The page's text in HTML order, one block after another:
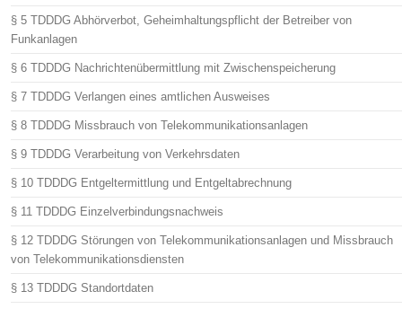
§ 5 TDDDG Abhörverbot, Geheimhaltungspflicht der Betreiber von
Funkanlagen
§ 6 TDDDG Nachrichtenübermittlung mit Zwischenspeicherung
§ 7 TDDDG Verlangen eines amtlichen Ausweises
§ 8 TDDDG Missbrauch von Telekommunikationsanlagen
§ 9 TDDDG Verarbeitung von Verkehrsdaten
§ 10 TDDDG Entgeltermittlung und Entgeltabrechnung
§ 11 TDDDG Einzelverbindungsnachweis
§ 12 TDDDG Störungen von Telekommunikationsanlagen und Missbrauch
von Telekommunikationsdiensten
§ 13 TDDDG Standortdaten